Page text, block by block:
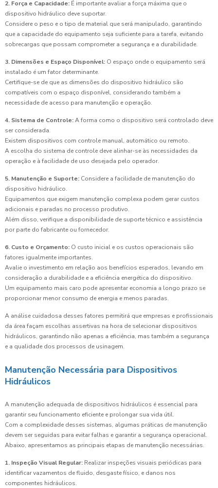
2. Força e Capacidade: É importante avaliar a força máxima que o
dispositivo hidráulico deve suportar.
Considere o peso e o tipo de material que será manipulado, garantindo
que a capacidade do equipamento seja suficiente para a tarefa, evitando
sobrecargas que possam comprometer a segurança e a durabilidade.
3. Dimensões e Espaço Disponível: O espaço onde o equipamento será
instalado é um fator determinante.
Certifique-se de que as dimensões do dispositivo hidráulico são
compatíveis com o espaço disponível, considerando também a
necessidade de acesso para manutenção e operação.
4. Sistema de Controle:A forma como o dispositivo será controlado deve
ser considerada.
Existem dispositivos com controle manual, automático ou remoto.
A escolha do sistema de controle deve alinhar-se às necessidades da
operação e à facilidade de uso desejada pelo operador.
5. Manutenção e Suporte: Considere a facilidade de manutenção do
dispositivo hidráulico.
Equipamentos que exigem manutenção complexa podem gerar custos
adicionais e paradas no processo produtivo.
Além disso, verifique a disponibilidade de suporte técnico e assistência
por parte do fabricante ou fornecedor.
6. Custo e Orçamento: O custo inicial e os custos operacionais são
fatores igualmente importantes.
Avalie o investimento em relação aos benefícios esperados, levando em
consideração a durabilidade e a eficiência energética do dispositivo.
Um equipamento mais caro pode apresentar economia a longo prazo se
proporcionar menor consumo de energia e menos paradas.
A análise cuidadosa desses fatores permitirá que empresas e profissionais
da área façam escolhas assertivas na hora de selecionar dispositivos
hidráulicos, garantindo não apenas a eficiência, mas também a segurança
e a qualidade dos processos de usinagem.
Manutenção Necessária para Dispositivos
Hidráulicos
A manutenção adequada de dispositivos hidráulicos é essencial para
garantir seu funcionamento eficiente e prolongar sua vida útil.
Com a complexidade desses sistemas, algumas práticas de manutenção
devem ser seguidas para evitar falhas e garantir a segurança operacional.
Abaixo, apresentamos as principais etapas de manutenção necessárias.
1. Inspeção Visual Regular: Realizar inspeções visuais periódicas para
identificar vazamentos de fluido, desgaste físico, e danos nos
componentes hidráulicos.